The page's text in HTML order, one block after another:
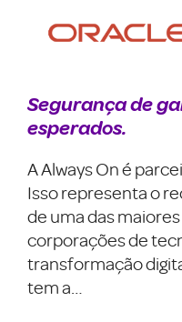
Segurança de
esperados.
A Always On é
Isso representa o
de uma das
corporações de
transformação
tem a…